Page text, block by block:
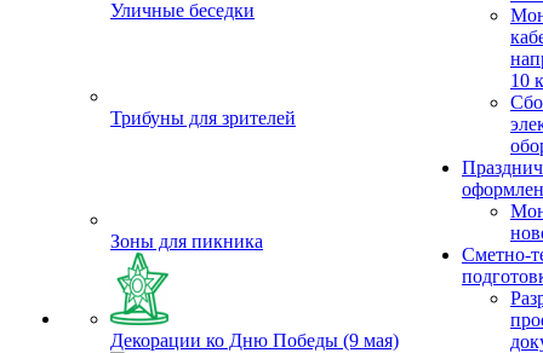
Уличные беседки
Трибуны для зрителей
Зоны для пикника
Декорации ко Дню Победы (9 мая)
10
Сметно-